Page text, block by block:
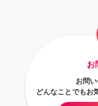
お
お問
どんなことでもお